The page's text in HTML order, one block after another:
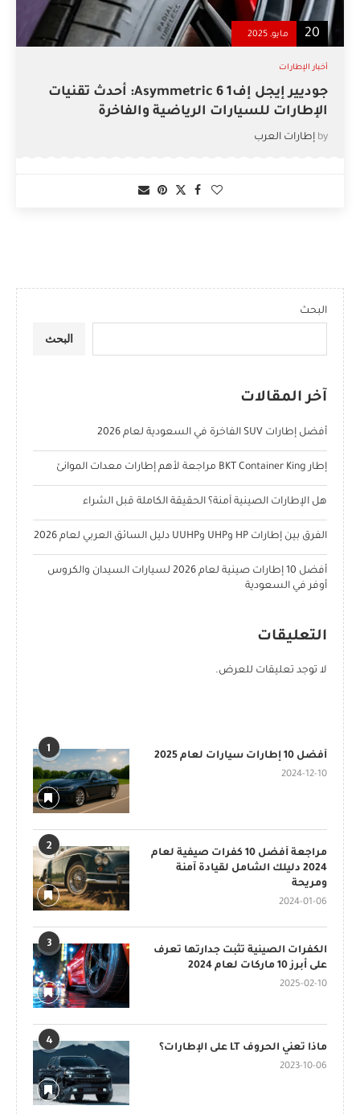
20 مايو, 2025
أخبار الإطارات
جوديير إيجل إف1 Asymmetric 6: أحدث تقنيات
الإطارات للسيارات الرياضية والفاخرة
by إطارات العرب
البحث
البحث
آخر المقالات
أفضل إطارات SUV الفاخرة في السعودية لعام 2026
إطار BKT Container King مراجعة لأهم إطارات معدات الموانئ
هل الإطارات الصينية آمنة؟ الحقيقة الكاملة قبل الشراء
الفرق بين إطارات HP وUHP وUUHP دليل السائق العربي لعام 2026
أفضل 10 إطارات صينية لعام 2026 لسيارات السيدان والكروس
أوفر في السعودية
التعليقات
لا توجد تعليقات للعرض.
1
أفضل 10 إطارات سيارات لعام 2025
2024-12-10
2
مراجعة أفضل 10 كفرات صيفية لعام
2024 دليلك الشامل لقيادة آمنة
ومريحة
2024-01-06
3
الكفرات الصينية تثبت جدارتها تعرف
على أبرز 10 ماركات لعام 2024
2025-02-10
4
ماذا تعني الحروف LT على الإطارات؟
2023-10-06